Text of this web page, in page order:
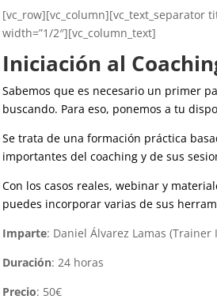
[vc_row][vc_column][vc_text_separator
width=”1/2″][vc_column_text]
Iniciación al
Sabemos que es necesario un primer
buscando. Para eso, ponemos a tu
Se trata de una formación práctica
importantes del coaching y de sus
Con los casos reales, webinar y
puedes incorporar varias de sus
Imparte: Daniel Álvarez Lamas (Trainer
Duración: 24 horas
Precio: 50€